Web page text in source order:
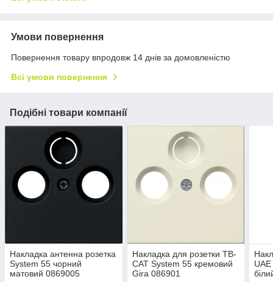
Умови повернення
Повернення товару впродовж 14 днів за домовленістю
Всі умови повернення
Подібні товари компанії
Накладка антенна розетка
System 55 чорний
матовий 0869005
Накладка для розетки ТВ-
САТ System 55 кремовий
Gira 086901